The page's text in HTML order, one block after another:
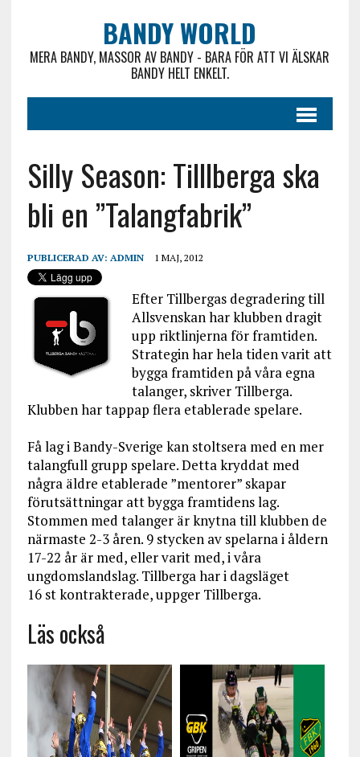
BANDY WORLD
MERA BANDY, MASSOR AV BANDY - BARA FÖR ATT VI ÄLSKAR
BANDY HELT ENKELT.
Silly Season: Tilllberga ska
bli en ”Talangfabrik”
PUBLICERAD AV: ADMIN 1 MAJ, 2012
Efter Tillbergas degradering till
Allsvenskan har klubben dragit
upp riktlinjerna för framtiden.
Strategin har hela tiden varit att
bygga framtiden på våra egna
talanger, skriver Tillberga.
Klubben har tappap flera etablerade spelare.
Få lag i Bandy-Sverige kan stoltsera med en mer
talangfull grupp spelare. Detta kryddat med
några äldre etablerade ”mentorer” skapar
förutsättningar att bygga framtidens lag.
Stommen med talanger är knytna till klubben de
närmaste 2-3 åren. 9 stycken av spelarna i åldern
17-22 år är med, eller varit med, i våra
ungdomslandslag. Tillberga har i dagsläget
16 st kontrakterade, uppger Tillberga.
Läs också